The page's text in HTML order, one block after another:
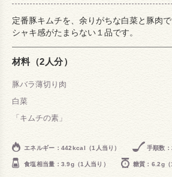
定番豚キムチを、余りがちな白菜と豚肉
シャキ感がたまらない１品です。
材料（2人分）
豚バラ薄切り肉
白菜
「キムチの素」
エネルギー：442kcal（1人当り） 手順数：
食塩相当量：3.9g（1人当り） 糖質：6.2g（